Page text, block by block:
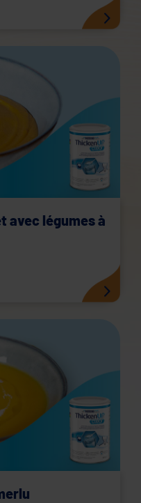
avec légumes à